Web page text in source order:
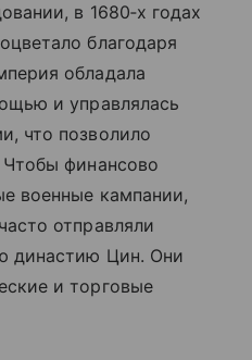
в 1680‑х годах
благодаря
обладала
и управлялась
что позволило
финансово
военные кампании,
отправляли
династию Цин. Они
и торговые